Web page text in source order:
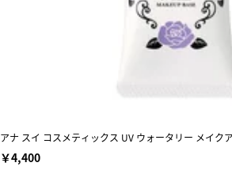
アナ スイ コスメティックス UV ウォータリー メイク
￥4,400